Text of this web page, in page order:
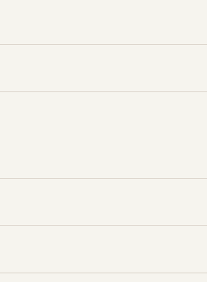
きます。
らない限り、お客様の
者に開示・提供すること
、お客様の個人情報を
託先に個人情報保護を義
業務委託先が適切に個
ように管理いたします。